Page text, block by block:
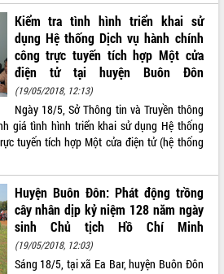
Kiểm tra tình hình triển khai sử
dụng Hệ thống Dịch vụ hành chính
công trực tuyến tích hợp Một cửa
điện tử tại huyện Buôn Đôn
(19/05/2018, 12:13)
Ngày 18/5, Sở Thông tin và Truyền thông
giá tình hình triển khai sử dụng Hệ thống
tuyến tích hợp Một cửa điện tử (hệ thống
Huyện Buôn Đôn: Phát động trồng
cây nhân dịp kỷ niệm 128 năm ngày
sinh Chủ tịch Hồ Chí Minh
(19/05/2018, 12:03)
Sáng 18/5, tại xã Ea Bar, huyện Buôn Đôn